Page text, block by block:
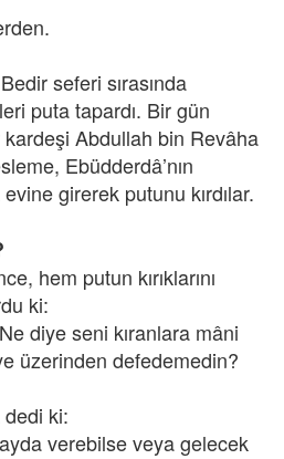
seferi sırasında
puta tapardı. Bir gün
kardeşi Abdullah bin Revâha
Ebüdderdâ’nın
evine girerek putunu kırdılar.
hem putun kırıklarını
ki:
diye seni kıranlara mâni
üzerinden defedemedin?
ki:
verebilse veya gelecek